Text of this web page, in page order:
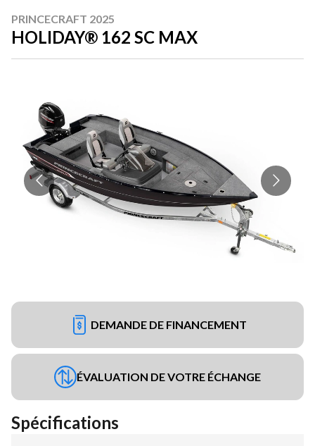
PRINCECRAFT 2025
HOLIDAY® 162 SC MAX
DEMANDE DE FINANCEMENT
ÉVALUATION DE VOTRE ÉCHANGE
Spécifications